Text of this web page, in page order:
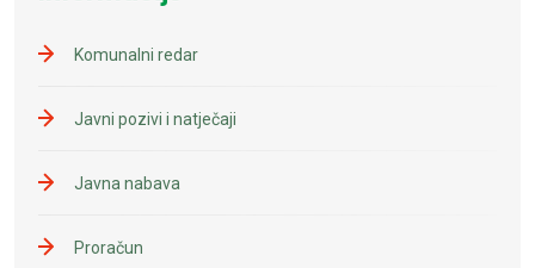
Komunalni redar
Javni pozivi i natječaji
Javna nabava
Proračun